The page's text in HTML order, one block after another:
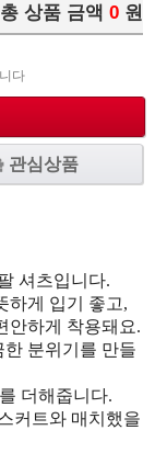
총 상품 금액 0 원
다
관심상품
셔츠입니다.
하게 입기 좋고,
안하게 착용돼요.
분위기를 만들
더해줍니다.
커트와 매치했을